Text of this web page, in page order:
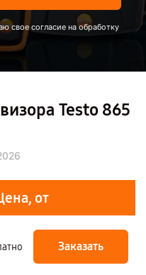
свое согласие на обработку
Testo 865
от
Заказать